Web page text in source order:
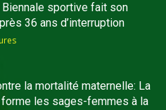
Biennale sportive fait son
36 ans d’interruption
la mortalité maternelle: La
forme les sages-femmes à la